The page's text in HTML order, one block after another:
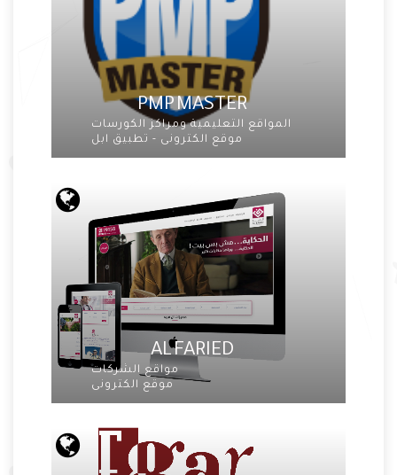
PMP MASTER
المواقع التعليمية ومراكز الكورسات
موقع الكترونى - تطبيق ابل
AL FARIED
مواقع الشركات
موقع الكترونى